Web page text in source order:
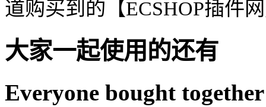
道购买到的【ECSHOP插件
大家一起使用的还有
Everyone bought together